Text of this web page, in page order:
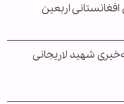
افغانستانی اربعین
شهید لاریجانی